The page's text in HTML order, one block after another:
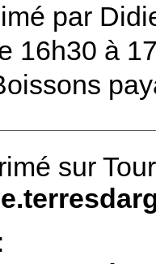
par
16h30 à
sur